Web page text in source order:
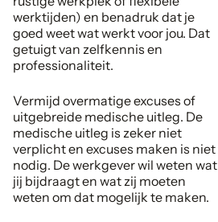
werktijden) en benadruk dat je
goed weet wat werkt voor jou. Dat
getuigt van zelfkennis en
professionaliteit.
Vermijd overmatige excuses of
uitgebreide medische uitleg. De
medische uitleg is zeker niet
verplicht en excuses maken is niet
nodig. De werkgever wil weten wat
jij bijdraagt en wat zij moeten
weten om dat mogelijk te maken.